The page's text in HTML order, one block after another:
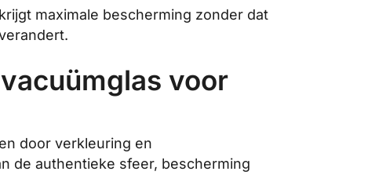
maximale bescherming zonder dat
voor
door verkleuring en
de authentieke sfeer, bescherming